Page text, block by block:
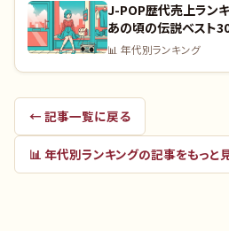
J-POP歴代売上ランキ
あの頃の伝説ベスト
📊 年代別ランキング
← 記事一覧に戻る
📊 年代別ランキングの記事をもっと